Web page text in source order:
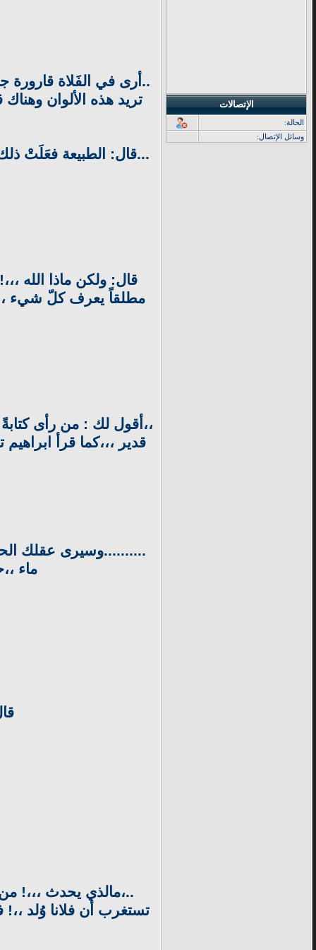
الإتصالات
الحالة:
وسائل الإتصال:
..أرى في الفَلاة قارورة
تريد هذه الألوان
...قال: الطبيعة فعَلَتْ
قال: ولكن ماذا الله
مطلقاً يعرف كلّ شيء
،،أقول لك : من رأى
قدير ،،،كما قرأ
..........وسيرى عقلك
ماء
..،مالذي يحدث ،،،!
تستغرب أن فلانا وُلد